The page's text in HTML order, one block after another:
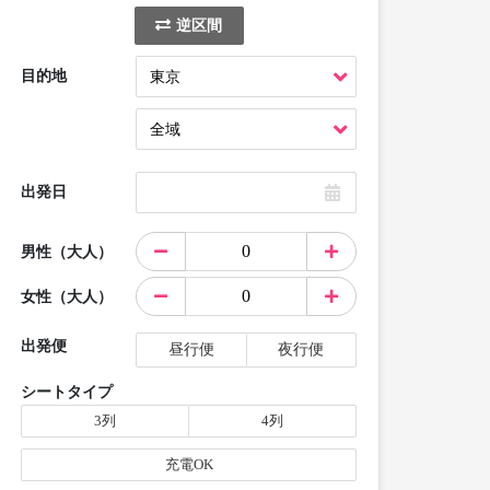
逆区間
目的地
出発日
男性（大人）
女性（大人）
出発便 昼行便 夜行便
シートタイプ
3列
4列
充電OK